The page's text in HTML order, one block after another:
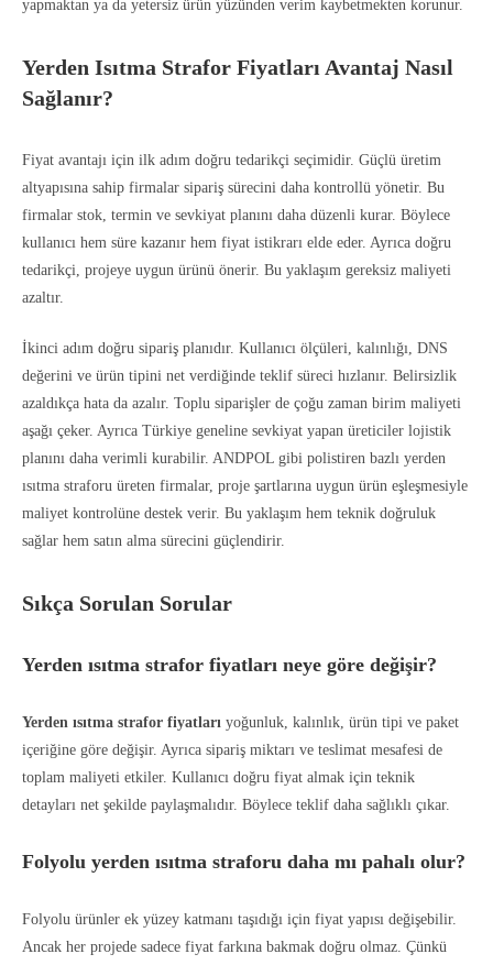
yapmaktan ya da yetersiz ürün yüzünden verim kaybetmekten korunur.
Yerden Isıtma Strafor Fiyatları Avantaj Nasıl
Sağlanır?
Fiyat avantajı için ilk adım doğru tedarikçi seçimidir. Güçlü üretim
altyapısına sahip firmalar sipariş sürecini daha kontrollü yönetir. Bu
firmalar stok, termin ve sevkiyat planını daha düzenli kurar. Böylece
kullanıcı hem süre kazanır hem fiyat istikrarı elde eder. Ayrıca doğru
tedarikçi, projeye uygun ürünü önerir. Bu yaklaşım gereksiz maliyeti
azaltır.
İkinci adım doğru sipariş planıdır. Kullanıcı ölçüleri, kalınlığı, DNS
değerini ve ürün tipini net verdiğinde teklif süreci hızlanır. Belirsizlik
azaldıkça hata da azalır. Toplu siparişler de çoğu zaman birim maliyeti
aşağı çeker. Ayrıca Türkiye geneline sevkiyat yapan üreticiler lojistik
planını daha verimli kurabilir. ANDPOL gibi polistiren bazlı yerden
ısıtma straforu üreten firmalar, proje şartlarına uygun ürün eşleşmesiyle
maliyet kontrolüne destek verir. Bu yaklaşım hem teknik doğruluk
sağlar hem satın alma sürecini güçlendirir.
Sıkça Sorulan Sorular
Yerden ısıtma strafor fiyatları neye göre değişir?
Yerden ısıtma strafor fiyatları yoğunluk, kalınlık, ürün tipi ve paket
içeriğine göre değişir. Ayrıca sipariş miktarı ve teslimat mesafesi de
toplam maliyeti etkiler. Kullanıcı doğru fiyat almak için teknik
detayları net şekilde paylaşmalıdır. Böylece teklif daha sağlıklı çıkar.
Folyolu yerden ısıtma straforu daha mı pahalı olur?
Folyolu ürünler ek yüzey katmanı taşıdığı için fiyat yapısı değişebilir.
Ancak her projede sadece fiyat farkına bakmak doğru olmaz. Çünkü